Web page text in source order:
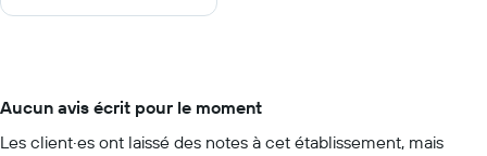
Aucun avis écrit pour le moment
Les client·es ont laissé des notes à cet établissement, mais